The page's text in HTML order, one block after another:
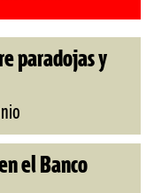
paradojas y
el Banco